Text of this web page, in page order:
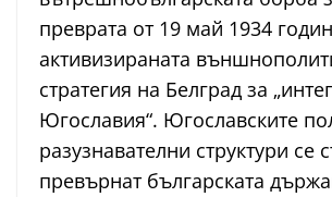
преврата от 19 май 1934
активизираната
стратегия на Белград за
Югославия“. Югославските
разузнавателни структури се
превърнат българската